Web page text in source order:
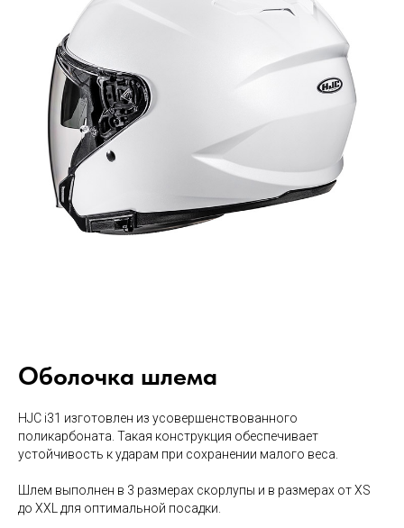
Оболочка шлема
HJC i31 изготовлен из усовершенствованного
поликарбоната. Такая конструкция обеспечивает
устойчивость к ударам при сохранении малого веса.
Шлем выполнен в 3 размерах скорлупы и в размерах от XS
до XXL для оптимальной посадки.